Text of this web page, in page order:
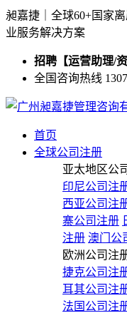
昶嘉捷｜全球60+国家
业服务解决方案
招聘【运营助理/
全国咨询热线
首页
全球公司注册
亚太地区公
印尼公司注
西亚公司注
寨公司注册
注册 澳门公
欧洲公司注
捷克公司注
耳其公司注
法国公司注